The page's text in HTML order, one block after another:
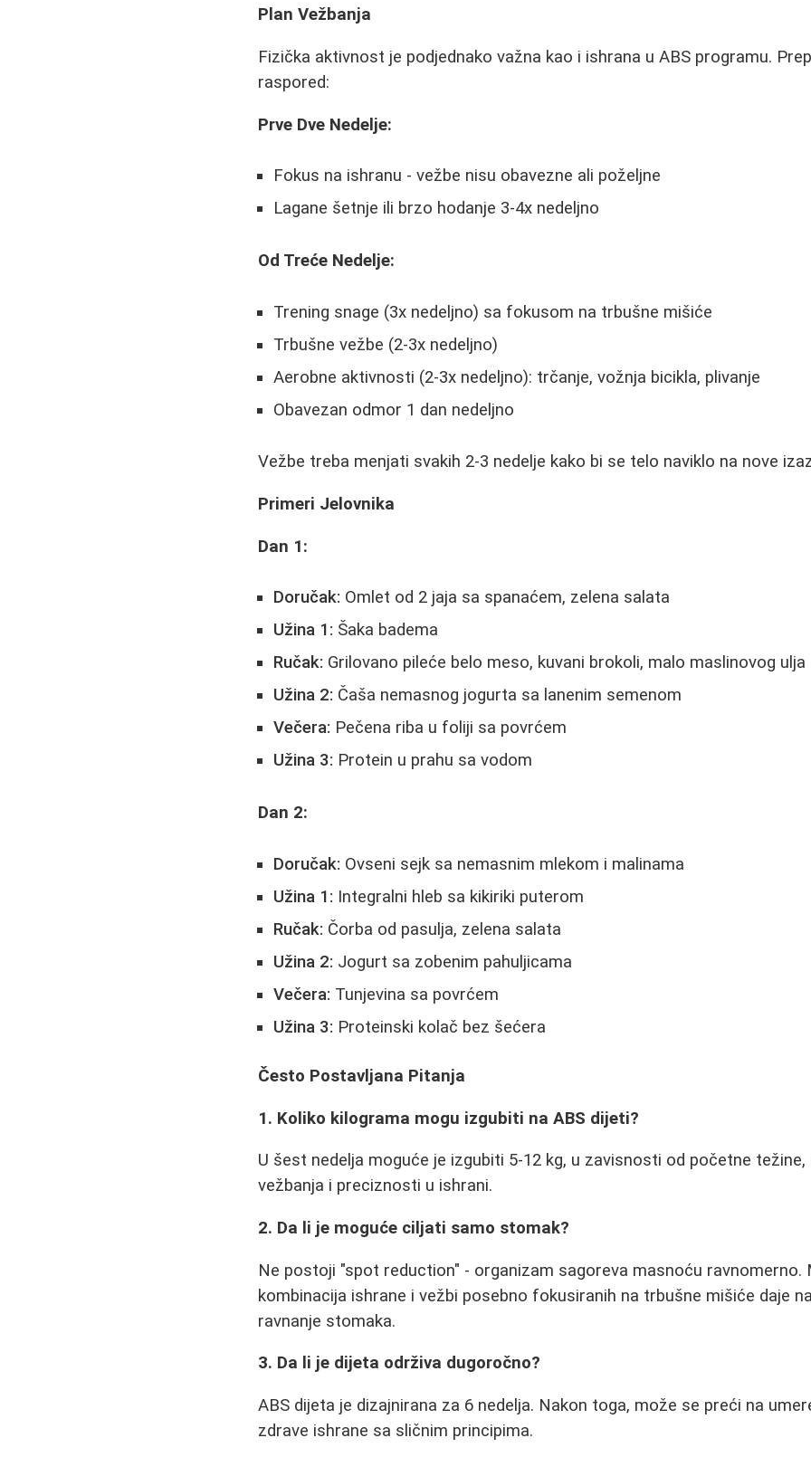
Plan Vežbanja
Fizička aktivnost je podjednako važna kao i ishrana u ABS programu.
raspored:
Prve Dve Nedelje:
Fokus na ishranu - vežbe nisu obavezne ali poželjne
Lagane šetnje ili brzo hodanje 3-4x nedeljno
Od Treće Nedelje:
Trening snage (3x nedeljno) sa fokusom na trbušne mišiće
Trbušne vežbe (2-3x nedeljno)
Aerobne aktivnosti (2-3x nedeljno): trčanje, vožnja bicikla, plivanje
Obavezan odmor 1 dan nedeljno
Vežbe treba menjati svakih 2-3 nedelje kako bi se telo naviklo na nove
Primeri Jelovnika
Dan 1:
Doručak: Omlet od 2 jaja sa spanaćem, zelena salata
Užina 1: Šaka badema
Ručak: Grilovano pileće belo meso, kuvani brokoli, malo maslinovog ulja
Užina 2: Čaša nemasnog jogurta sa lanenim semenom
Večera: Pečena riba u foliji sa povrćem
Užina 3: Protein u prahu sa vodom
Dan 2:
Doručak: Ovseni sejk sa nemasnim mlekom i malinama
Užina 1: Integralni hleb sa kikiriki puterom
Ručak: Čorba od pasulja, zelena salata
Užina 2: Jogurt sa zobenim pahuljicama
Večera: Tunjevina sa povrćem
Užina 3: Proteinski kolač bez šećera
Često Postavljana Pitanja
1. Koliko kilograma mogu izgubiti na ABS dijeti?
U šest nedelja moguće je izgubiti 5-12 kg, u zavisnosti od početne
vežbanja i preciznosti u ishrani.
2. Da li je moguće ciljati samo stomak?
Ne postoji "spot reduction" - organizam sagoreva masnoću ravnomerno.
kombinacija ishrane i vežbi posebno fokusiranih na trbušne mišiće daje
ravnanje stomaka.
3. Da li je dijeta održiva dugoročno?
ABS dijeta je dizajnirana za 6 nedelja. Nakon toga, može se preći na
zdrave ishrane sa sličnim principima.